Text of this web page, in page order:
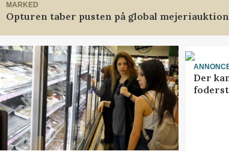
MARKED
Opturen taber pusten på global mejeriauktion
Der